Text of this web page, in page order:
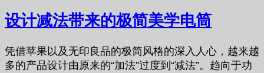
设计减法带来的极简美学电筒
凭借苹果以及无印良品的极简风格的深入人心，越来越
多的产品设计由原来的“加法”过度到“减法”。趋向于功